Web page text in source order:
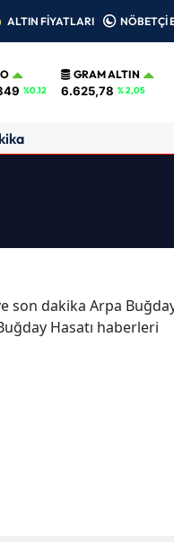
ALTIN FİYATLARI NÖBETÇİ
%0.12
GRAM ALTIN
6.625,78 % 2,05
son dakika Arpa
Hasatı haberleri